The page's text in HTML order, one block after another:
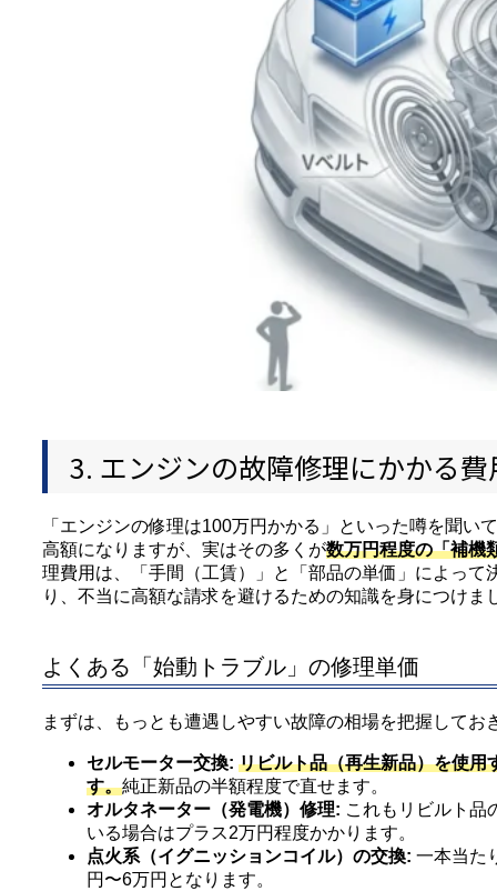
3. エンジンの故障修理にかかる
「エンジンの修理は100万円かかる」といった噂を聞
高額になりますが、実はその多くが数万円程度の「補機
理費用は、「手間（工賃）」と「部品の単価」によっ
り、不当に高額な請求を避けるための知識を身につけま
よくある「始動トラブル」の修理単価
まずは、もっとも遭遇しやすい故障の相場を把握してお
セルモーター交換: リビルト品（再生新品）を使用
す。純正新品の半額程度で直せます。
オルタネーター（発電機）修理: これもリビルト品
いる場合はプラス2万円程度かかります。
点火系（イグニッションコイル）の交換: 一本当た
円〜6万円となります。